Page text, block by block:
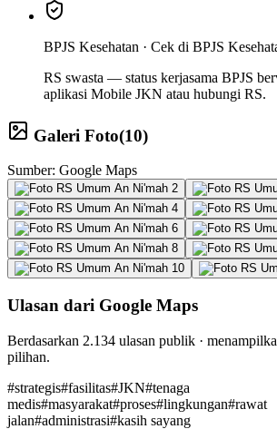
BPJS Kesehatan · Cek di BPJS
RS swasta — status kerjasama BPJS
aplikasi Mobile JKN atau hubungi RS.
Galeri Foto(10)
Sumber: Google Maps
Ulasan dari Google Maps
Berdasarkan 2.134 ulasan publik ·
pilihan.
#strategis#fasilitas#JKN#tenaga
medis#masyarakat#proses#lingkungan#rawat
jalan#administrasi#kasih sayang